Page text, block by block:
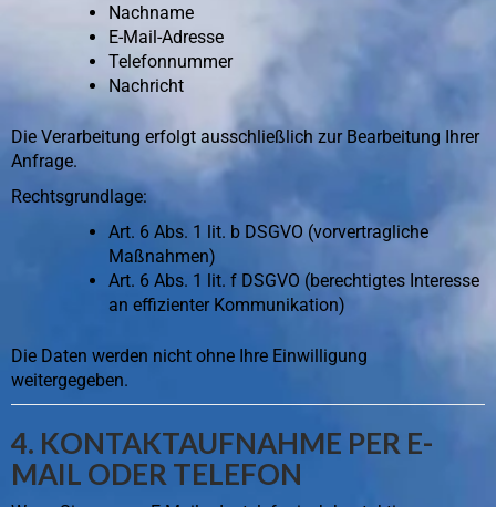
Nachname
E-Mail-Adresse
Telefonnummer
Nachricht
Die Verarbeitung erfolgt ausschließlich zur Bearbeitung Ihrer
Anfrage.
Rechtsgrundlage:
Art. 6 Abs. 1 lit. b DSGVO (vorvertragliche
Maßnahmen)
Art. 6 Abs. 1 lit. f DSGVO (berechtigtes Interesse
an effizienter Kommunikation)
Die Daten werden nicht ohne Ihre Einwilligung
weitergegeben.
4. KONTAKTAUFNAHME PER E-
MAIL ODER TELEFON